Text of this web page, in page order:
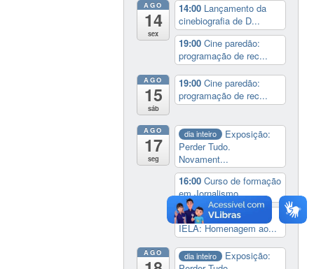
AGO
14
sex
14:00 Lançamento da
cinebiografia de D...
19:00Cine paredão:
programação de rec...
AGO
15
sáb
19:00Cine paredão:
programação de rec...
AGO
17
seg
dia inteiro
Exposição:
Perder Tudo.
Novament...
16:00Curso de formação
em Jornalismo ...
19:00 Aula Magna do
IELA: Homenagem ao...
AGO dia inteiro
Exposição: